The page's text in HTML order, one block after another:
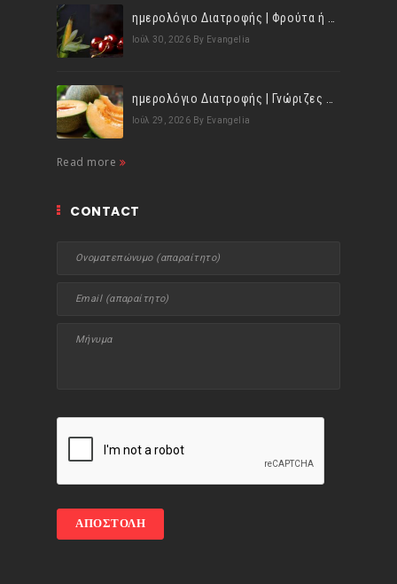
ημερολόγιο Διατροφής | Φρούτα ή λαχανικά; Γνωρίζεις τη διαφορά;
Ιούλ 30, 2026 By Evangelia
ημερολόγιο Διατροφής | Γνώριζες ότι, το πεπόνι περιέχει πολλές βιταμίνες;
Ιούλ 29, 2026 By Evangelia
Read more
CONTACT